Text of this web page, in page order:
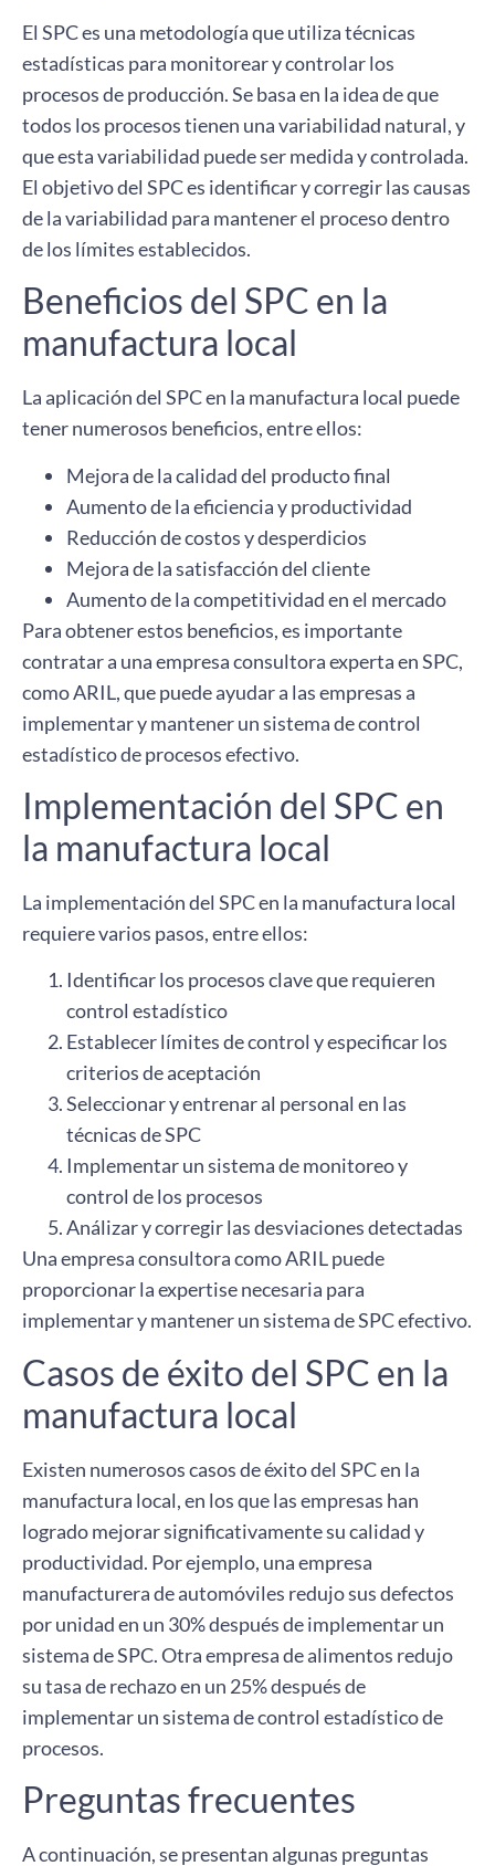
El SPC es una metodología que utiliza técnicas
estadísticas para monitorear y controlar los
procesos de producción. Se basa en la idea de que
todos los procesos tienen una variabilidad natural, y
que esta variabilidad puede ser medida y controlada.
El objetivo del SPC es identificar y corregir las causas
de la variabilidad para mantener el proceso dentro
de los límites establecidos.
Beneficios del SPC en la
manufactura local
La aplicación del SPC en la manufactura local puede
tener numerosos beneficios, entre ellos:
Mejora de la calidad del producto final
Aumento de la eficiencia y productividad
Reducción de costos y desperdicios
Mejora de la satisfacción del cliente
Aumento de la competitividad en el mercado
Para obtener estos beneficios, es importante
contratar a una empresa consultora experta en SPC,
como ARIL, que puede ayudar a las empresas a
implementar y mantener un sistema de control
estadístico de procesos efectivo.
Implementación del SPC en
la manufactura local
La implementación del SPC en la manufactura local
requiere varios pasos, entre ellos:
Identificar los procesos clave que requieren
control estadístico
Establecer límites de control y especificar los
criterios de aceptación
Seleccionar y entrenar al personal en las
técnicas de SPC
Implementar un sistema de monitoreo y
control de los procesos
Análizar y corregir las desviaciones detectadas
Una empresa consultora como ARIL puede
proporcionar la expertise necesaria para
implementar y mantener un sistema de SPC efectivo.
Casos de éxito del SPC en la
manufactura local
Existen numerosos casos de éxito del SPC en la
manufactura local, en los que las empresas han
logrado mejorar significativamente su calidad y
productividad. Por ejemplo, una empresa
manufacturera de automóviles redujo sus defectos
por unidad en un 30% después de implementar un
sistema de SPC. Otra empresa de alimentos redujo
su tasa de rechazo en un 25% después de
implementar un sistema de control estadístico de
procesos.
Preguntas frecuentes
A continuación, se presentan algunas preguntas